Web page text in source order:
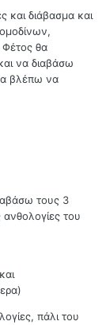
και διάβασμα και
Φέτος θα
να διαβάσω
βλέπω να
τους 3
του
πάλι του